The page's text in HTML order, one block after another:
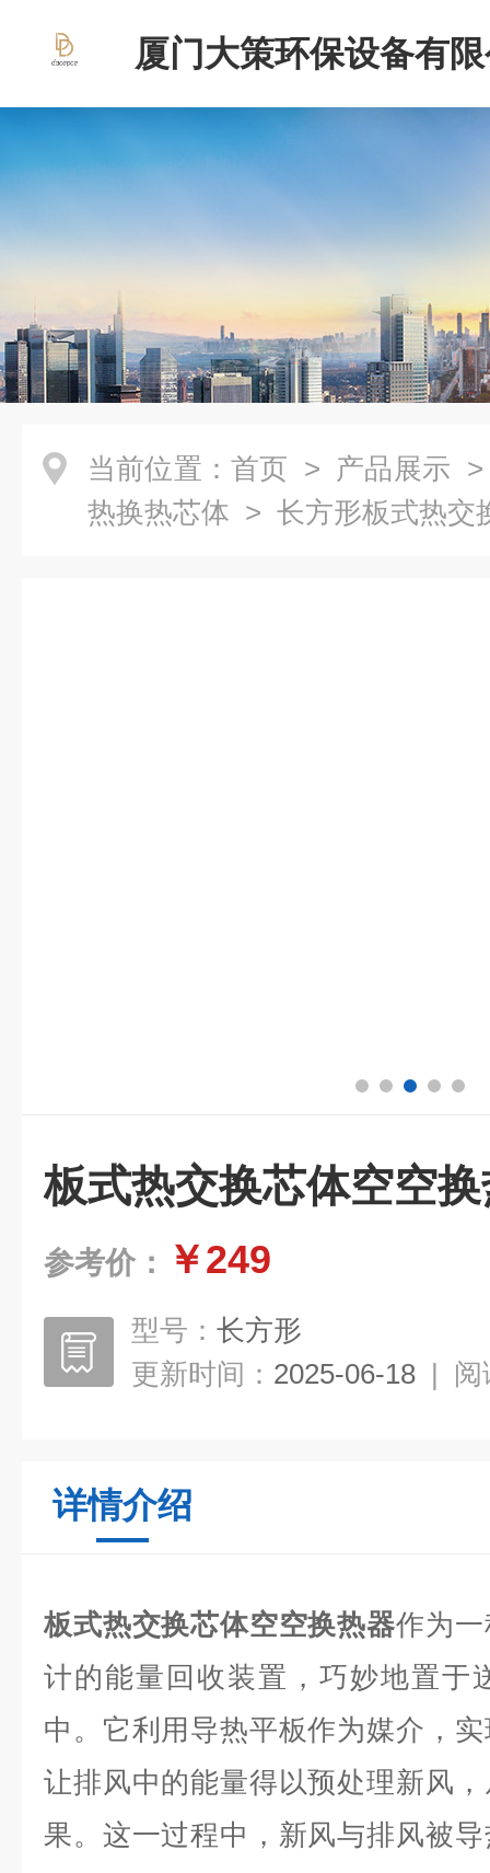
厦门大策环保设备有
当前位置： 首页 > 产品展示
热换热芯体 > 长方形板式热交
板式热交换芯体空空
参考价： ￥249
型号： 长方形
更新时间： 2025-06-18 | 阅
详情介绍
板式热交换芯体空空换热器作为
计的能量回收装置，巧妙地置于
中。它利用导热平板作为媒介，
让排风中的能量得以预处理新风
果。这一过程中，新风与排风被